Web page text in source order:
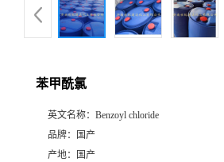
苯甲酰氯
英文名称： Benzoyl chloride
品牌：
国产
产地：
国产